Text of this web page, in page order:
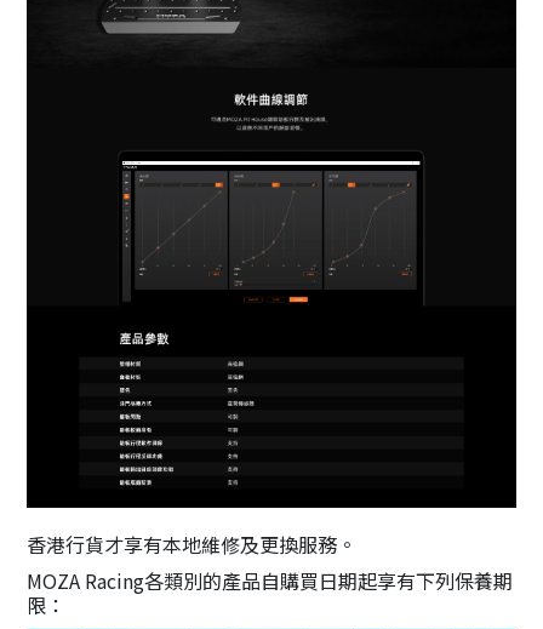
香港行貨才享有本地維修及更換服務。
MOZA Racing各類別的產品自購買日期起享有下列保養期
限：